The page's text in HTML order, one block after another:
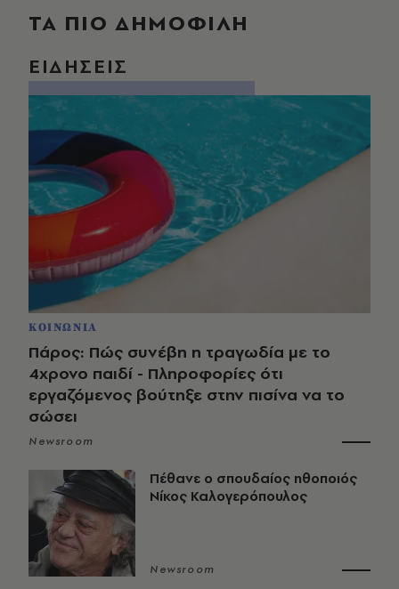
ΤΑ ΠΙΟ ΔΗΜΟΦΙΛΗ
ΕΙΔΗΣΕΙΣ
ΚΟΙΝΩΝΙΑ
Πάρος: Πώς συνέβη η τραγωδία με το
4χρονο παιδί - Πληροφορίες ότι
εργαζόμενος βούτηξε στην πισίνα να το
σώσει
Newsroom
Πέθανε ο σπουδαίος ηθοποιός
Νίκος Καλογερόπουλος
Newsroom